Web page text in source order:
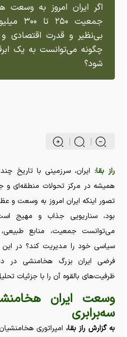
اگر ایران امروز به وسعت
جمعیت
بی‌نظیر و قدرت اقتصادی و
چگونه می‌توانست به یک
شود؟
راز بقا: ایران، سرزمینی با تاریخ
همیشه در مرکز تحولات منطقه‌ای و
تصور اینکه ایران امروز به وسعت و
بود، سناریویی جذاب و مهیج
می‌توانست جمعیت، منابع
سیاسی خود را مدیریت کند؟ در این
فرضی ایران بزرگ هخامنشی در
ظرفیت‌های بالقوه آن را با جزئیات
وسعت ایران
سه‌برابری
به گزارش راز بقا، امپراتوری